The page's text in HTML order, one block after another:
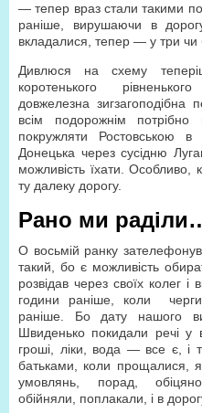
— тепер враз стали такими
раніше, вирушаючи в
вкладалися, тепер — у три чи
Дивлюся на схему
коротенького
довжелезна
всім подорожнім потрібно
покружляти Ростовською
Донецька через сусідню
можливість їхати. Особливо,
ту далеку дорогу.
Рано ми
О восьмій ранку
такий, бо є можливість
розвідав через своїх колег
години раніше, коли
раніше. Бо дату нашого
Швиденько покидали речі у
гроші, ліки, вода — все є, і
батьками, коли прощалися,
умовлянь, порад,
обійняли, поплакали, і в